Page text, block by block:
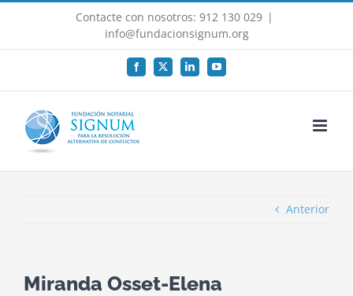
Saltar
Contacte con nosotros: 912 130 029 |
info@fundacionsignum.org
Facebook
X LinkedInYouTube
Anterior
Miranda Osset-Elena